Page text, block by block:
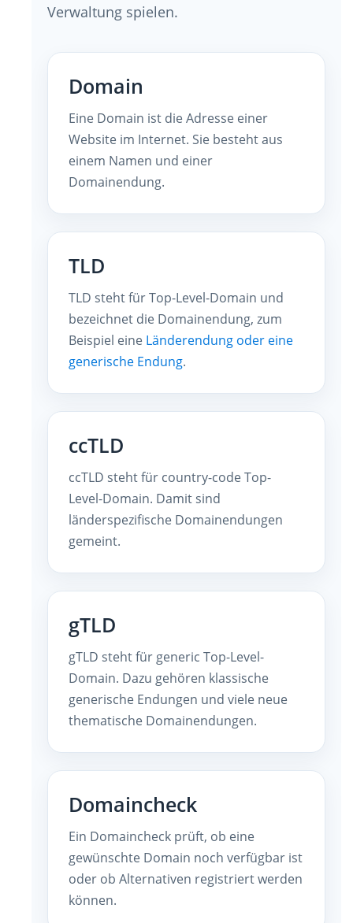
Verwaltung spielen.
Domain
Eine Domain ist die Adresse einer
Website im Internet. Sie besteht aus
einem Namen und einer
Domainendung.
TLD
TLD steht für Top-Level-Domain und
bezeichnet die Domainendung, zum
Beispiel eine Länderendung oder eine
generische Endung.
ccTLD
ccTLD steht für country-code Top-
Level-Domain. Damit sind
länderspezifische Domainendungen
gemeint.
gTLD
gTLD steht für generic Top-Level-
Domain. Dazu gehören klassische
generische Endungen und viele neue
thematische Domainendungen.
Domaincheck
Ein Domaincheck prüft, ob eine
gewünschte Domain noch verfügbar ist
oder ob Alternativen registriert werden
können.